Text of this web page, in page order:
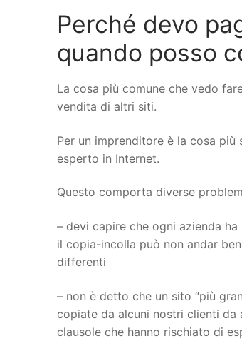
Perché devo
quando posso
La cosa più comune che vedo
vendita di altri siti.
Per un imprenditore è la cosa
esperto in Internet.
Questo comporta diverse
– devi capire che ogni azienda
il copia-incolla può non andar
differenti
– non è detto che un sito “più
copiate da alcuni nostri clienti da
clausole che hanno rischiato di